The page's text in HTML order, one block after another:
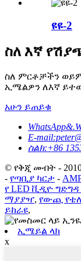
ዩዩ-2
ስለ እኛ
ስለ ምርቶቻችን
ኢሜልዎን ለእኛ
አሁን ይጠይቁ
E-
ስልክ:+86
© የቅጂ መብት -
- የጣቢያ ካርታ -
የ LED ቪዲዮ
ማያያዣ, የውጪ
ይከራዩ,
ኢሜይል ላክ
x